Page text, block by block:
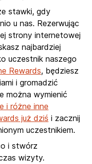
stawki, gdy
u nas. Rezerwując
strony internetowej
najbardziej
uczestnik naszego
Rewards, będziesz
i gromadzić
można wymienić
i różne inne
już dziś i zacznij
uczestnikiem.
i stwórz
wizyty.